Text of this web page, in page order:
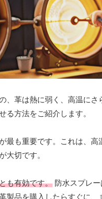
、革は熱に弱く、高温に
る方法をご紹介します。
最も重要です。これは、
大切です。
も有効です。 防水スプレ
製品を購入したらすぐに、